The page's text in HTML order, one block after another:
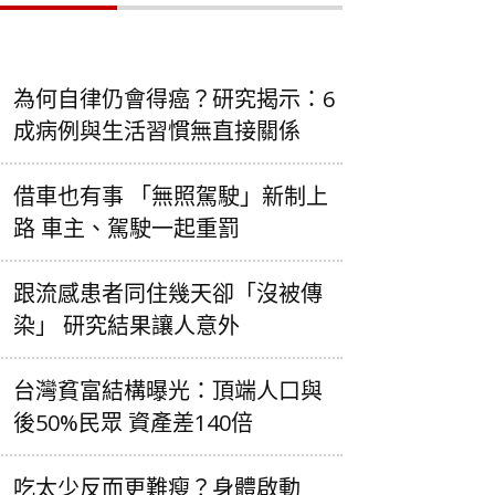
為何自律仍會得癌？研究揭示：6
成病例與生活習慣無直接關係
借車也有事 「無照駕駛」新制上
路 車主、駕駛一起重罰
跟流感患者同住幾天卻「沒被傳
染」 研究結果讓人意外
台灣貧富結構曝光：頂端人口與
後50%民眾 資產差140倍
吃太少反而更難瘦？身體啟動